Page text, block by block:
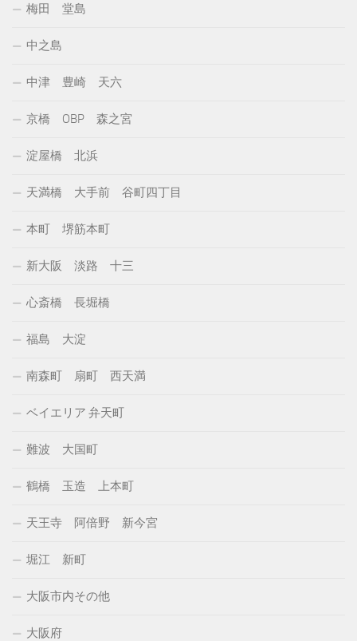
梅田 堂島
中之島
中津 豊崎 天六
京橋 OBP 森之宮
淀屋橋 北浜
天満橋 大手前 谷町四丁目
本町 堺筋本町
新大阪 淡路 十三
心斎橋 長堀橋
福島 大淀
南森町 扇町 西天満
ベイエリア 弁天町
難波 大国町
鶴橋 玉造 上本町
天王寺 阿倍野 新今宮
堀江 新町
大阪市内その他
大阪府